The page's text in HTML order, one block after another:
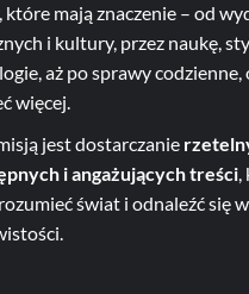
które mają znaczenie – od
i kultury, przez naukę,
aż po sprawy
więcej.
jest dostarczanie
i angażujących treści,
świat i odnaleźć się